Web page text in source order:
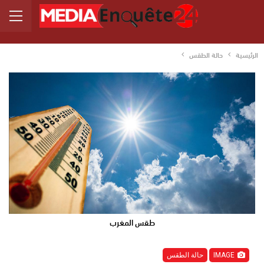
الرئيسية حالة الطقس
طقس المغرب
حالة الطقس